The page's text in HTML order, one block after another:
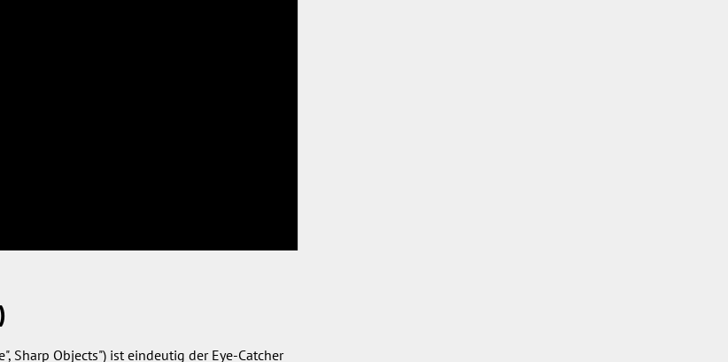
Sharp Objects") ist eindeutig der Eye-Catcher